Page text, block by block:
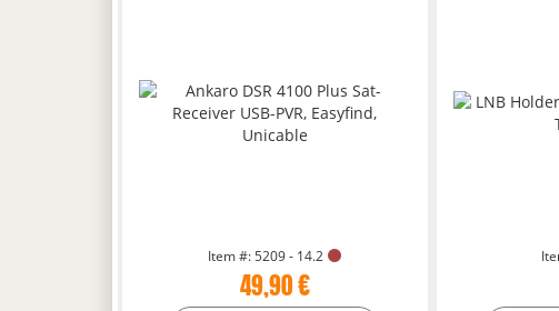
Item #: 5209 - 14.2
49,90 €